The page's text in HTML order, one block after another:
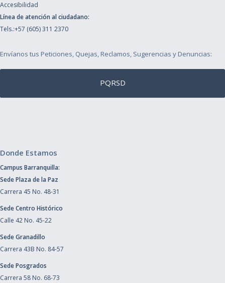
Accesibilidad
Línea de atención al ciudadano:
Tels.:+57 (605) 311 2370
Envíanos tus Peticiones, Quejas, Reclamos, Sugerencias y Denuncias:
PQRSD
Donde Estamos
Campus Barranquilla:
Sede Plaza de la Paz
Carrera 45 No. 48-31
Sede Centro Histórico
Calle 42 No. 45-22
Sede Granadillo
Carrera 43B No. 84-57
Sede Posgrados
Carrera 58 No. 68-73